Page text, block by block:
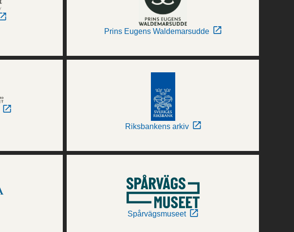
Prins Eugens Waldemarsudde
Riksbankens arkiv
Spårvägsmuseet